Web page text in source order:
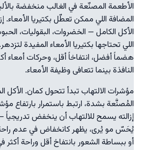
الأطعمة المصنّعة في الغالب منخفضة
المضافة اللي ممكن تعطّل بكتيريا الأمعاء.
الأكل الكامل — الخضروات، البقوليات،
اللي تحتاجها بكتيريا الأمعاء المفيدة
هضماً أفضل، انتفاخاً أقل، وحركات أمعاء
النافذة بينما تتعافى وظيفة الأمعاء.
مؤشرات الالتهاب تبدأ تتحول كمان. الأكل
المُصنَّعة بشدة، ارتبط باستمرار بارتفاع
إزالته يسمح للالتهاب أن ينخفض تدريجياً
يُحَسّ مو يُرى، يظهر كانخفاض في عدم
أو ببساطة الشعور بانتفاخ أقل وراحة